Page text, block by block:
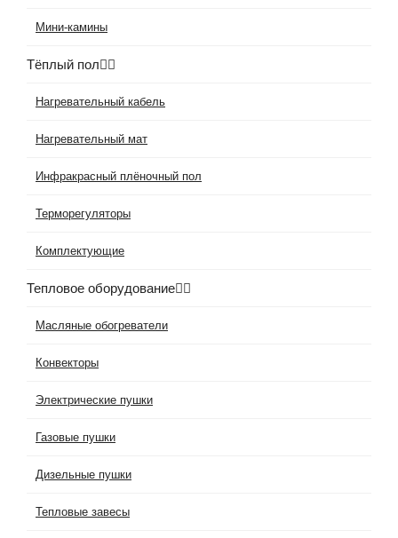
Мини-камины
Тёплый пол
Нагревательный кабель
Нагревательный мат
Инфракрасный плёночный пол
Терморегуляторы
Комплектующие
Тепловое оборудование
Масляные обогреватели
Конвекторы
Электрические пушки
Газовые пушки
Дизельные пушки
Тепловые завесы